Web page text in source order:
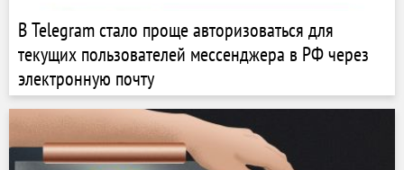
В Telegram стало проще авторизоваться для
текущих пользователей мессенджера в РФ через
электронную почту